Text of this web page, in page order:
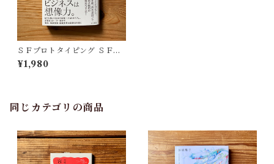
ＳＦプロトタイピング ＳＦか
らイノベーションを生み出す
新戦略 | 宮本 道人, 難波 優輝,
¥1,980
同じカテゴリの商品